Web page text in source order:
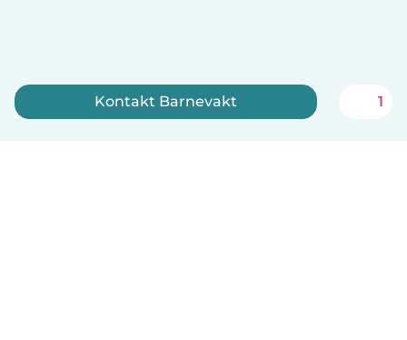
Kontakt Barnevakt 1